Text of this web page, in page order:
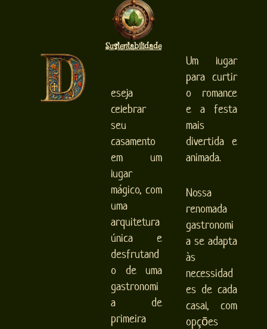
Sustentabilidade
eseja
celebrar
seu
casamento
em um
lugar
mágico, com
uma
arquitetura
única e
desfrutand
o de uma
gastronomi
a de
primeira
Um lugar
para curtir
o romance
e a festa
mais
divertida e
animada.
Nossa
renomada
gastronomi
a se adapta
às
necessidad
es de cada
casal, com
opções